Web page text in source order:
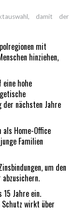
damit der
mit
hinziehen,
eine hohe
der nächsten Jahre
als Home-Office
Familien
um den
15 Jahre ein.
wirkt über